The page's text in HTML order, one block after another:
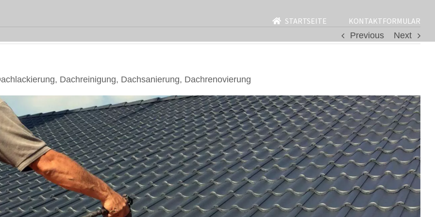
STARTSEITE
KONTAKTFORMULAR
Previous
Next
Dachreinigung, Dachsanierung, Dachrenovierung